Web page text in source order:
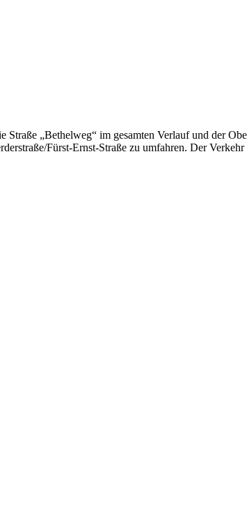
Straße „Bethelweg“ im gesamten Verlauf und der
Fürst-Ernst-Straße zu umfahren. Der